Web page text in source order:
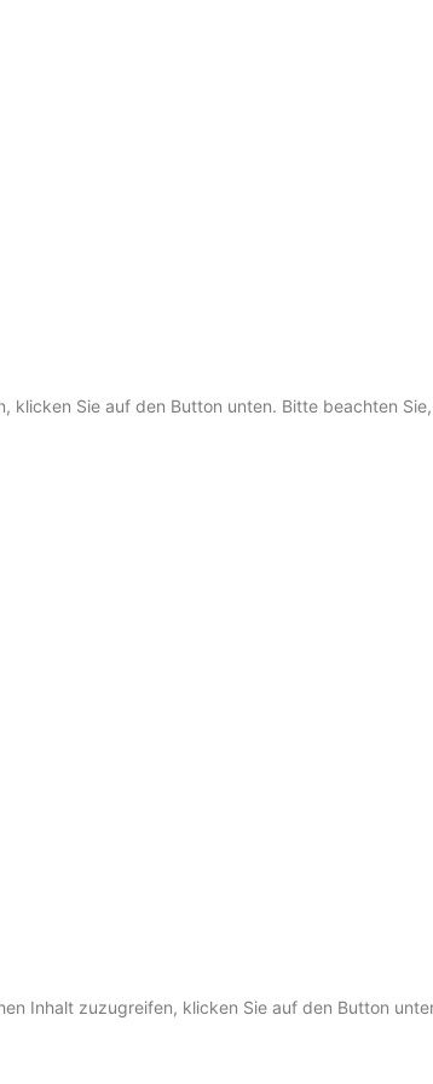
klicken Sie auf den Button unten. Bitte beachten
Inhalt zuzugreifen, klicken Sie auf den Button